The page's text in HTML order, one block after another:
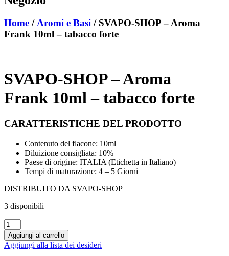
Home / Aromi e Basi / SVAPO-SHOP – Aroma
Frank 10ml – tabacco forte
SVAPO-SHOP – Aroma
Frank 10ml – tabacco forte
CARATTERISTICHE DEL PRODOTTO
Contenuto del flacone: 10ml
Diluizione consigliata: 10%
Paese di origine: ITALIA (Etichetta in Italiano)
Tempi di maturazione: 4 – 5 Giorni
DISTRIBUITO DA SVAPO-SHOP
3 disponibili
SVAPO-
SHOP
-
Aroma
Aggiungi al carrello
Aggiungi alla lista dei desideri